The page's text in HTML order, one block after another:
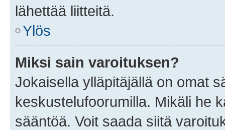
lähettää liitteitä.
Ylös
Miksi sain varoituksen?
Jokaisella ylläpitäjällä on omat
keskustelufoorumilla. Mikäli he
sääntöä. Voit saada siitä